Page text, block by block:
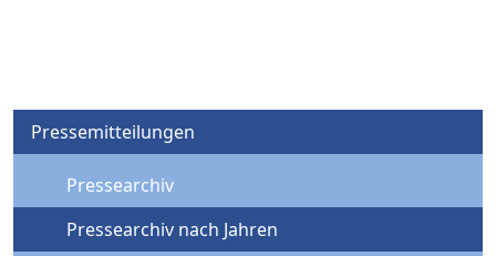
Pressemitteilungen
Pressearchiv
Pressearchiv nach Jahren